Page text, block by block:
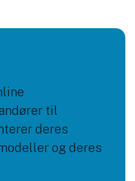
til
deres
og deres